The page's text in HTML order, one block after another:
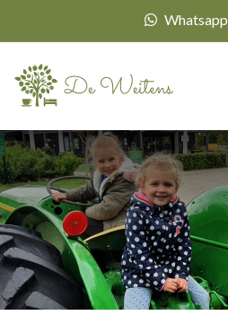
Whatsapp